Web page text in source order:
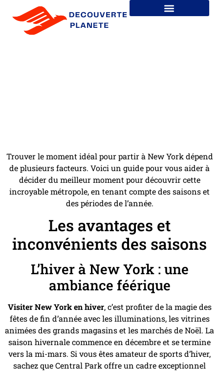
Trouver le moment idéal pour partir à New York dépend
de plusieurs facteurs. Voici un guide pour vous aider à
décider du meilleur moment pour découvrir cette
incroyable métropole, en tenant compte des saisons et
des périodes de l’année.
Les avantages et
inconvénients des saisons
L’hiver à New York : une
ambiance féérique
Visiter New York en hiver, c’est profiter de la magie des
fêtes de fin d’année avec les illuminations, les vitrines
animées des grands magasins et les marchés de Noël. La
saison hivernale commence en décembre et se termine
vers la mi-mars. Si vous êtes amateur de sports d’hiver,
sachez que Central Park offre un cadre exceptionnel